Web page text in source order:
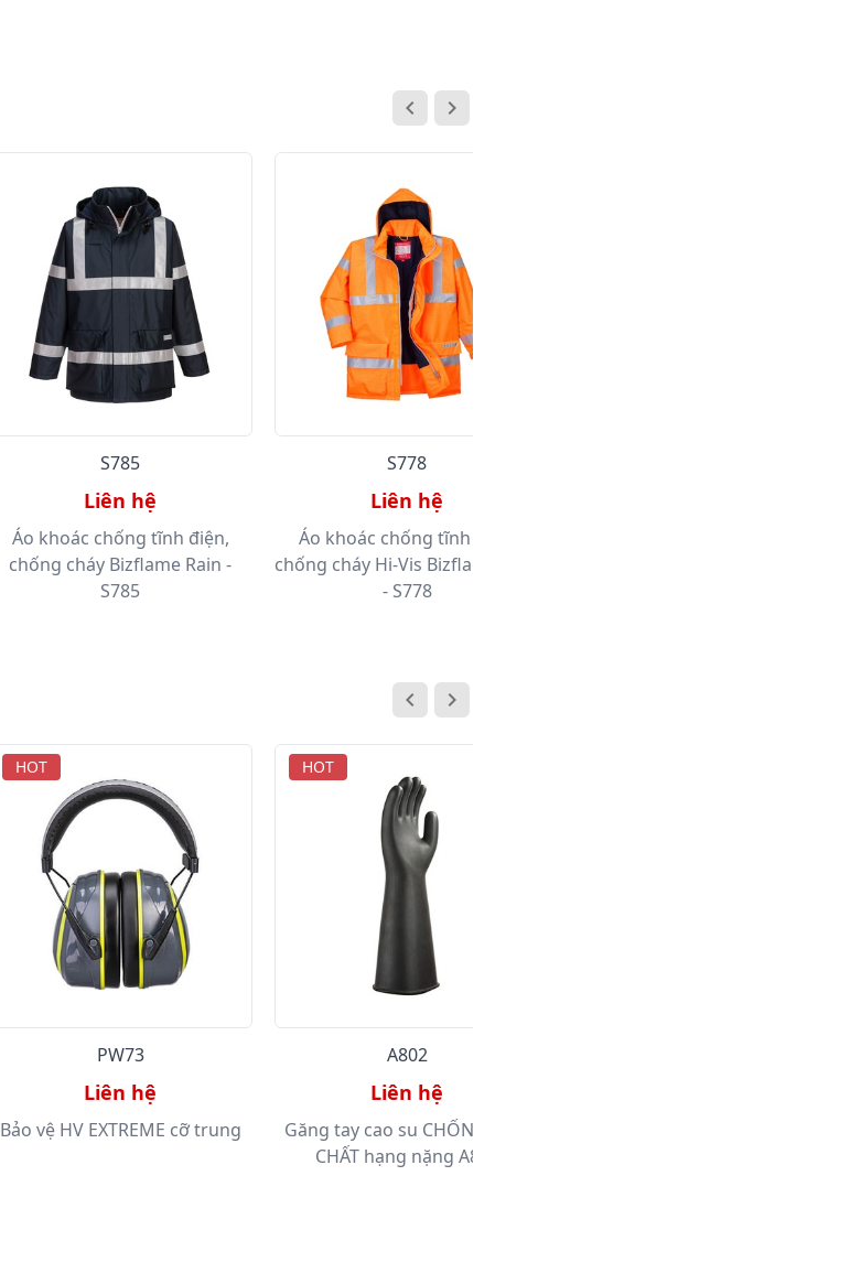
S785
Liên hệ
Áo khoác chống tĩnh điện,
chống cháy Bizflame Rain -
S785
S778
Liên hệ
Áo khoác chống tĩnh điện,
chống cháy Hi-Vis Bizflame Rain
- S778
HOT
PW73
Liên hệ
Bảo vệ HV EXTREME cỡ trung
HOT
A802
Liên hệ
Găng tay cao su CHỐNG HÓA
CHẤT hạng nặng A802